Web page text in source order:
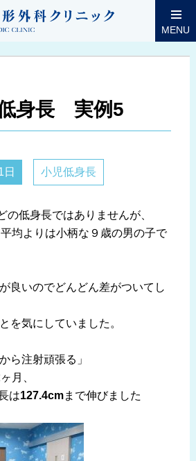
MENU
身長 実例5
小児低身長
の低身長ではありませんが、
均よりは小柄な９歳の男の子で
良いのでどんどん差がついてし
を気にしていました。
ら注射頑張る」
月、
は127.4cmまで伸びました